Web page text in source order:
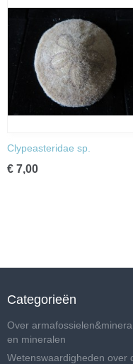
Clypeasteridae sp.
€ 7,00
Categorieën
Over
en mineralen
Wetenswaardigheden over